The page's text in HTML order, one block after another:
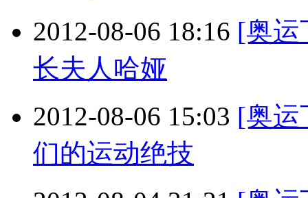
2012-08-06 18:16 [奥运
长夫人哈娅
2012-08-06 15:03 [奥运
们的运动绝技